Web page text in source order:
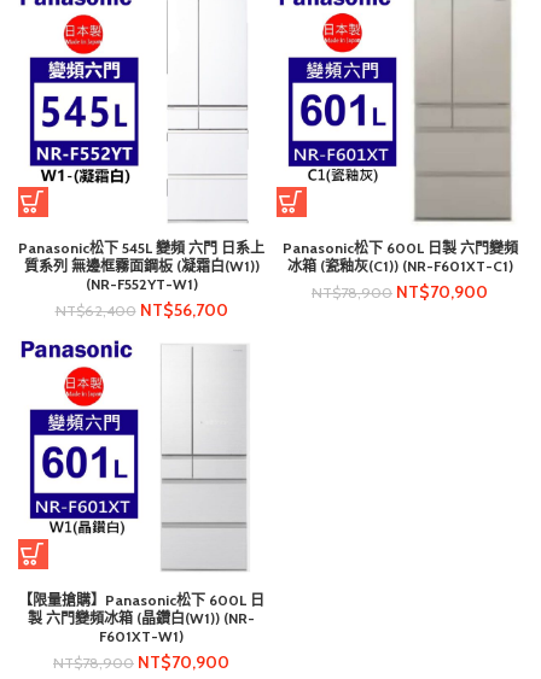
Panasonic松下 545L 變頻 六門 日系上
質系列 無邊框霧面鋼板 (凝霜白(W1))
(NR-F552YT-W1)
NT$62,400 NT$56,700
Panasonic松下 600L 日製 六門變頻
冰箱 (瓷釉灰(C1)) (NR-F601XT-C1)
NT$78,900 NT$70,900
【限量搶購】Panasonic松下 600L 日
製 六門變頻冰箱 (晶鑽白(W1)) (NR-
F601XT-W1)
NT$78,900 NT$70,900